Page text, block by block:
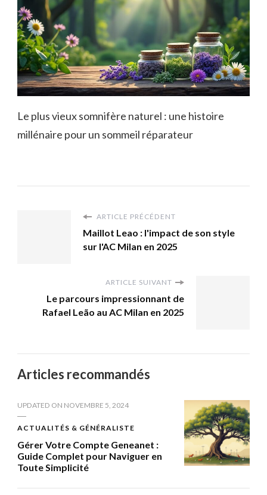
Le plus vieux somnifère naturel : une histoire
millénaire pour un sommeil réparateur
ARTICLE PRÉCÉDENT
Maillot Leao : l'impact de son style
sur l'AC Milan en 2025
ARTICLE SUIVANT
Le parcours impressionnant de
Rafael Leão au AC Milan en 2025
Articles recommandés
UPDATED ON NOVEMBRE 5, 2024
ACTUALITÉS & GÉNÉRALISTE
Gérer Votre Compte Geneanet :
Guide Complet pour Naviguer en
Toute Simplicité